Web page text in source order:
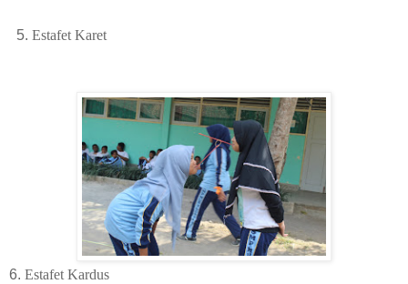
5. Estafet Karet
6. Estafet Kardus